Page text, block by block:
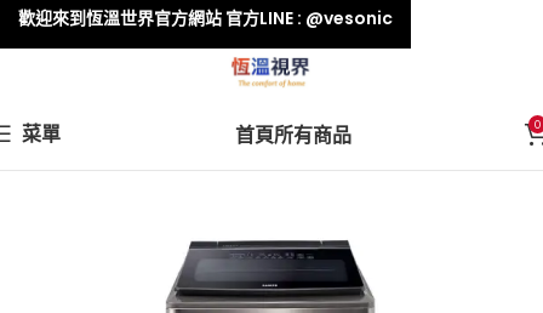
菜單 首頁所有商品 0
歡迎來到恆溫世界官方網站 官方LINE : @vesonic